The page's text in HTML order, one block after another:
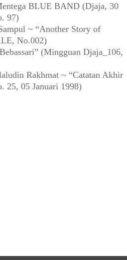
BLUE BAND (Djaja, 30
97)
~ “Another Story of
No.002)
(Mingguan Djaja_106,
Rakhmat ~ “Catatan Akhir
25, 05 Januari 1998)